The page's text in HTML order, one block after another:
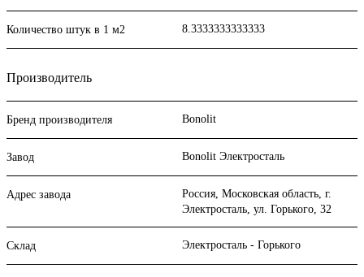
Количество штук в 1 м2 8.3333333333333
Производитель
Бренд производителя Bonolit
Завод Bonolit Электросталь
Адрес завода
Россия, Московская область, г.
Электросталь, ул. Горького, 32
Склад Электросталь - Горького